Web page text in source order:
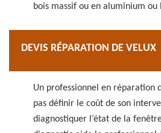
bois massif ou en aluminium ou
DEVIS RÉPARATION DE VELUX
Un professionnel en réparation
pas définir le coût de son
diagnostiquer l’état de la